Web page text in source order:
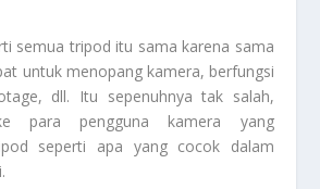
semua tripod itu sama karena sama
untuk menopang kamera, berfungsi
dll. Itu sepenuhnya tak salah,
para pengguna kamera yang
seperti apa yang cocok dalam